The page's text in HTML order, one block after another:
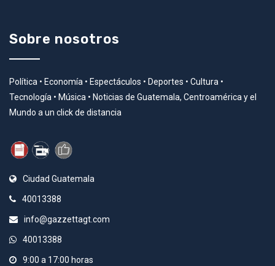
Sobre nosotros
Política • Economía • Espectáculos • Deportes • Cultura •
Tecnología • Música • Noticias de Guatemala, Centroamérica y el
Mundo a un click de distancia
Ciudad Guatemala
40013388
info@gazzettagt.com
40013388
9:00 a 17:00 horas